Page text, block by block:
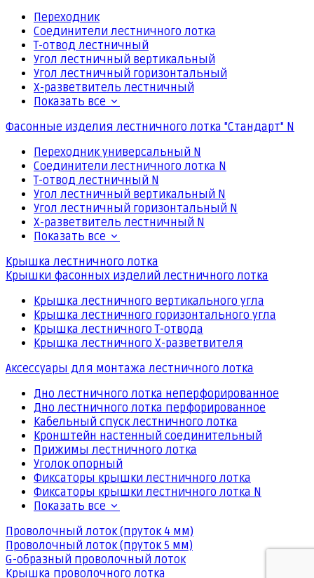
Переходник
Соединители лестничного лотка
Т-отвод лестничный
Угол лестничный вертикальный
Угол лестничный горизонтальный
Х-разветвитель лестничный
Показать все
Фасонные изделия лестничного лотка "Стандарт" N
Переходник универсальный N
Соединители лестничного лотка N
Т-отвод лестничный N
Угол лестничный вертикальный N
Угол лестничный горизонтальный N
Х-разветвитель лестничный N
Показать все
Крышка лестничного лотка
Крышки фасонных изделий лестничного лотка
Крышка лестничного вертикального угла
Крышка лестничного горизонтального угла
Крышка лестничного Т-отвода
Крышка лестничного Х-разветвителя
Аксессуары для монтажа лестничного лотка
Дно лестничного лотка неперфорированное
Дно лестничного лотка перфорированное
Кабельный спуск лестничного лотка
Кронштейн настенный соединительный
Прижимы лестничного лотка
Уголок опорный
Фиксаторы крышки лестничного лотка
Фиксаторы крышки лестничного лотка N
Показать все
Проволочный лоток (пруток 4 мм)
Проволочный лоток (пруток 5 мм)
G-образный проволочный лоток
Крышка проволочного лотка